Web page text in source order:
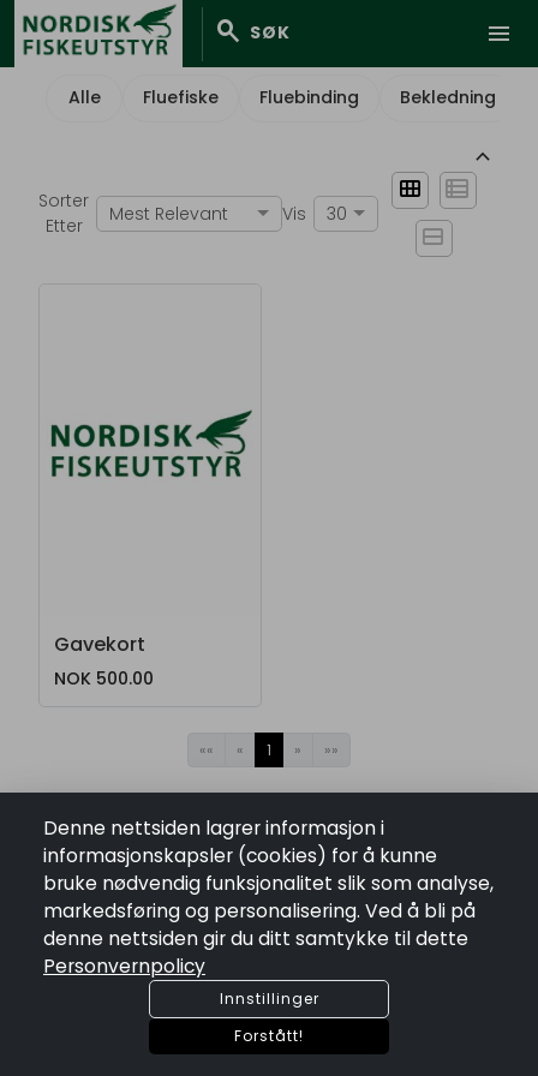
search SØK menu
Alle Fluefiske Fluebinding Bekledning
Sorter
Etter
Mest Relevant Vis 30
view_module
view_list
view_stream
Gavekort
NOK 500.00
«« « 1 » »»
keyboard_arrow_up
Kontakt
pin_drop Lysaker Brygge 33 , 1366 Lysaker
mail post@nfisk.no
phone +4767110630
Denne nettsiden lagrer informasjon i
informasjonskapsler (cookies) for å kunne
bruke nødvendig funksjonalitet slik som analyse,
markedsføring og personalisering. Ved å bli på
denne nettsiden gir du ditt samtykke til dette
Personvernpolicy
Innstillinger
Forstått!